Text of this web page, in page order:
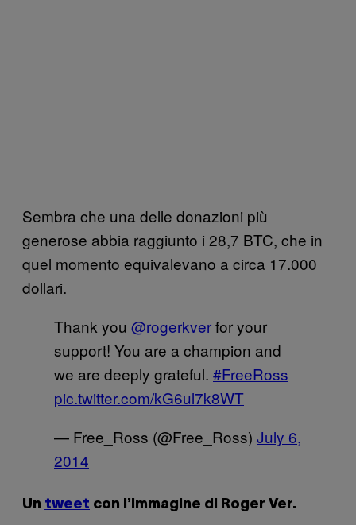
Sembra che una delle donazioni più
generose abbia raggiunto i 28,7 BTC, che in
quel momento equivalevano a circa 17.000
dollari.
Thank you @rogerkverfor your
support! You are a champion and
we are deeply grateful. #FreeRoss
pic.twitter.com/kG6ul7k8WT
— Free_Ross (@Free_Ross) July 6,
2014
Un tweet con l’immagine di Roger Ver.